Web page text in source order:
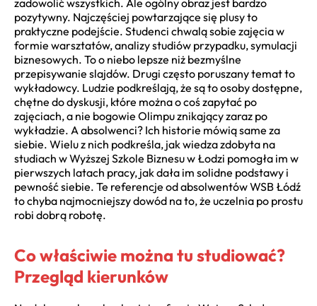
pozytywny. Najczęściej powtarzające się plusy to
praktyczne podejście. Studenci chwalą sobie zajęcia w
formie warsztatów, analizy studiów przypadku, symulacji
biznesowych. To o niebo lepsze niż bezmyślne
przepisywanie slajdów. Drugi często poruszany temat to
wykładowcy. Ludzie podkreślają, że są to osoby dostępne,
chętne do dyskusji, które można o coś zapytać po
zajęciach, a nie bogowie Olimpu znikający zaraz po
wykładzie. A absolwenci? Ich historie mówią same za
siebie. Wielu z nich podkreśla, jak wiedza zdobyta na
studiach w Wyższej Szkole Biznesu w Łodzi pomogła im w
pierwszych latach pracy, jak dała im solidne podstawy i
pewność siebie. Te referencje od absolwentów WSB Łódź
to chyba najmocniejszy dowód na to, że uczelnia po prostu
robi dobrą robotę.
Co właściwie można tu studiować?
Przegląd kierunków